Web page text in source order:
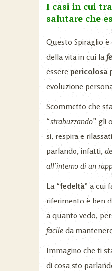
I casi in cui
salutare che
Questo Spiraglio è
della vita in cui la
essere pericolosa
evoluzione
Scommetto che
“strabuzzando” gli
si, respira e
parlando, infatti,
all’interno di un
La “fedeltà” a cui
riferimento è ben
a quanto vedo,
facile da
Immagino che ti
di cosa sto